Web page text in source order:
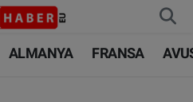
ALMANYA FRANSA